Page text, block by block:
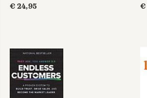
26. Zie zelf eerst het eindresultaat:
28. Jouw WIL is wet
29. Pavlov - hoe je angst overwint en
staat
30. De sleutel ligt in je
31. Niemand kan jou kwetsen zonder dat je
€ 24,95
€